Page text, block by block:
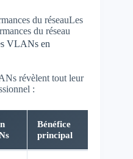
VLANs en
révèlent tout leur
:
Bénéfice
principal